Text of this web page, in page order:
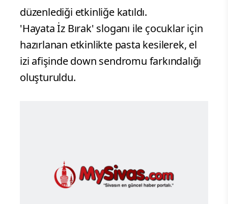
düzenlediği etkinliğe katıldı.
'Hayata İz Bırak' sloganı ile çocuklar için
hazırlanan etkinlikte pasta kesilerek, el
izi afişinde down sendromu farkındalığı
oluşturuldu.